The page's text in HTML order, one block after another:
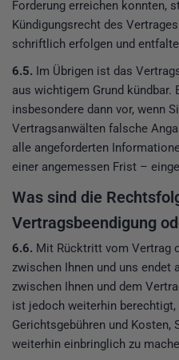
Forderung erreichen konnten,
Kündigungsrecht des
schriftlich erfolgen und
6.5. Im Übrigen ist das
aus wichtigem Grund kündbar.
insbesondere dann vor, wenn
Vertragsanwälten falsche
alle angeforderten
einer angemessen Frist –
Was sind die
Vertragsbeendigung
6.6. Mit Rücktritt vom Vertrag
zwischen Ihnen und uns endet
zwischen Ihnen und dem
ist jedoch weiterhin
Gerichtsgebühren und Kosten,
weiterhin einbringlich zu